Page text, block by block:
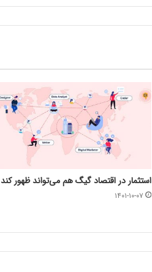
استثمار در اقتصاد گیگ هم می‌تواند ظهور کند
۱۴۰۱-۱۰-۰۷